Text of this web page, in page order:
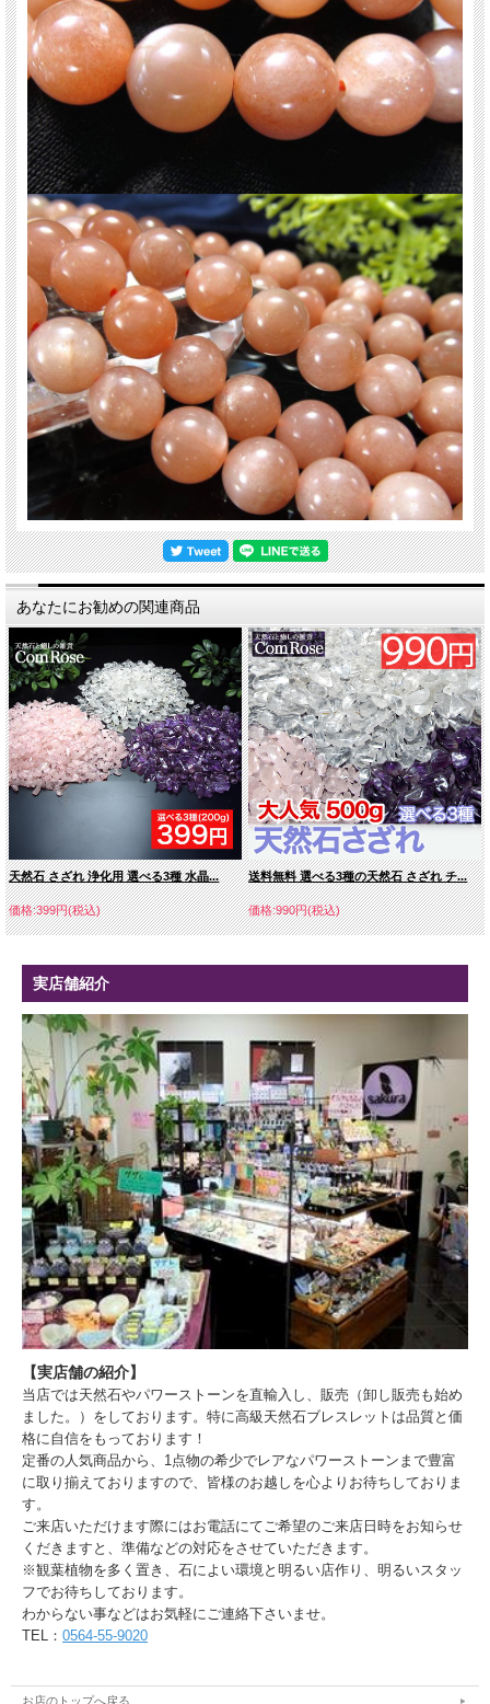
ます。
※連商品は一連状態での仕入れとなっておりますので歪な珠が含まれていること
があります。
※連商品は1連に付き最大で3珠ほど仕様の異なる珠が混ざっていることがありま
す。
※天然石商品には色みに個体差があります。 また出来る限り自然な色みになるよ
う撮影を心がけておりますが、お使いのディスプレイ環境によって表示される色
みに差が出る場合があります。 ご了承ください。
関連キーワード
天然石 パワーストーン 海外直輸入 バイヤー厳選 プレゼント ギフト メンズ レデ
ィース 卸し 卸価格 実店舗 ハンドメイド サイズ直し コムローズ comrose
サイズ違い
6mm
8mm 10mm
-
14mm
あなたにお勧めの関連商品
天然石 さざれ 浄化用 選べる3種 水晶...
価格:399円(税込)
送料無料 選べる3種の天然石 さざれ チ...
価格:990円(税込)
実店舗紹介
【実店舗の紹介】
当店では天然石やパワーストーンを直輸入し、販売（卸し販売も始め
ました。）をしております。特に高級天然石ブレスレットは品質と価
格に自信をもっております！
定番の人気商品から、1点物の希少でレアなパワーストーンまで豊富
に取り揃えておりますので、皆様のお越しを心よりお待ちしておりま
す。
ご来店いただけます際にはお電話にてご希望のご来店日時をお知らせ
くだきますと、準備などの対応をさせていただきます。
※観葉植物を多く置き、石によい環境と明るい店作り、明るいスタッ
フでお待ちしております。
わからない事などはお気軽にご連絡下さいませ。
TEL： 0564-55-9020
お店のトップへ戻る